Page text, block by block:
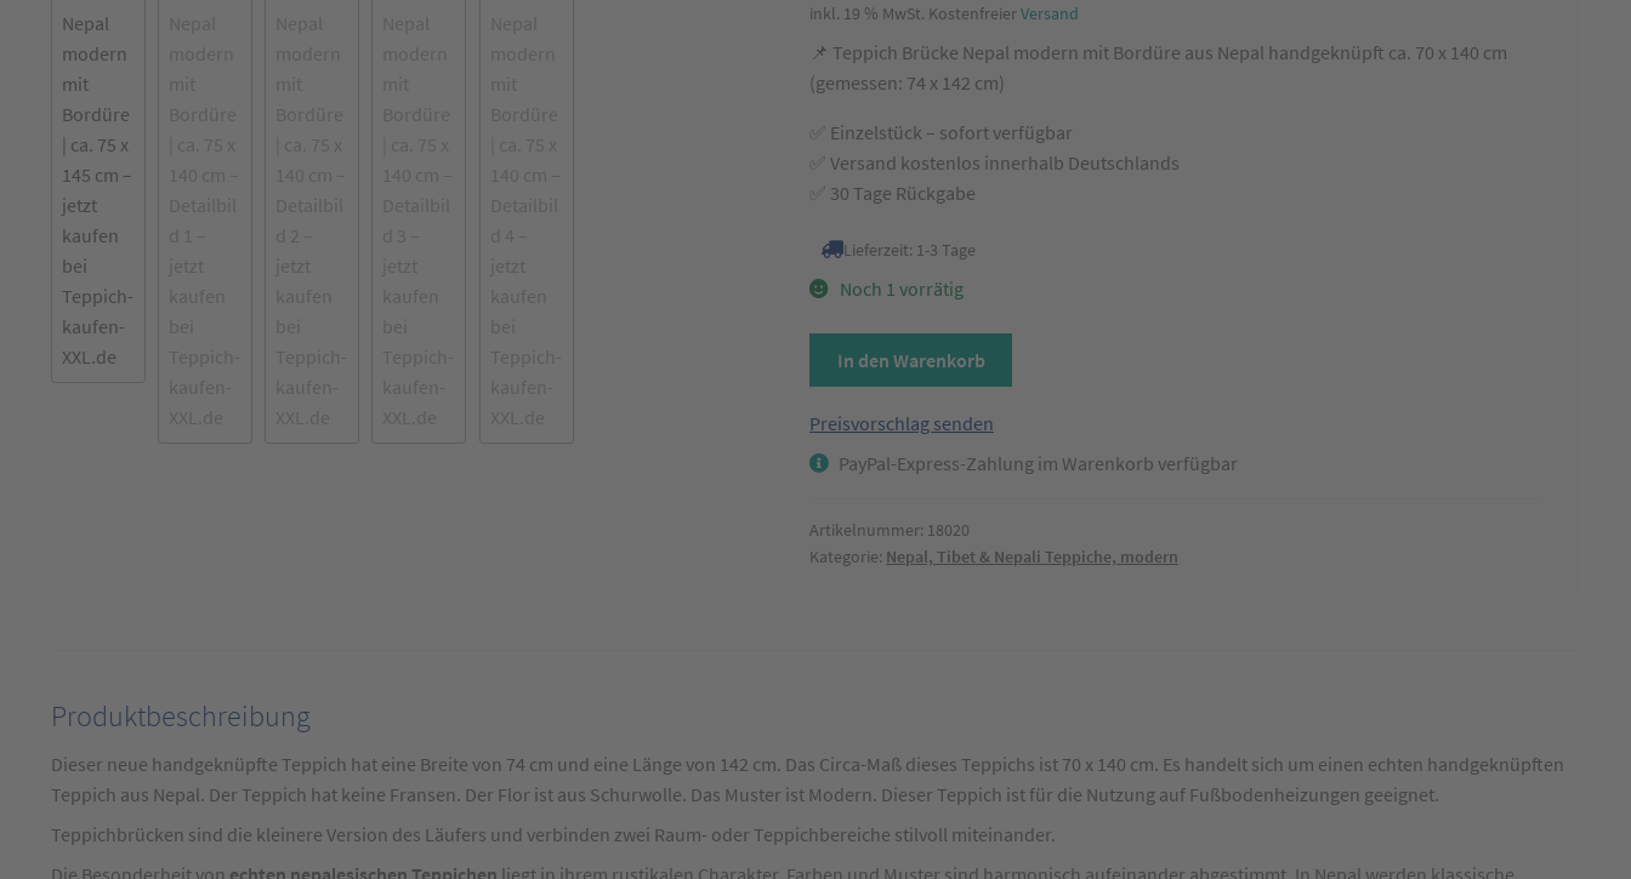
inkl. 19 % MwSt. KostenfreierVersand
📌 Teppich Brücke Nepal modern mit Bordüre aus Nepal handgeknüpft ca. 70 x 140 cm
(gemessen: 74 x 142 cm)
✅ Einzelstück – sofort verfügbar
✅ Versand kostenlos innerhalb Deutschlands
✅ 30 Tage Rückgabe
Lieferzeit: 1-3 Tage
Noch 1 vorrätig
modern
mit
Beige
ca.
In den Warenkorb
Preisvorschlag senden
PayPal-Express-Zahlung im Warenkorb verfügbar
Artikelnummer: 18020
Kategorie: Nepal, Tibet & Nepali Teppiche, modern
Produktbeschreibung
für
Teppich
Brücke
Nepal
Produktbeschreibung
Dieser neue handgeknüpfte Teppich hat eine Breite von 74 cm und eine Länge von 142 cm. Das Circa-Maß dieses Teppichs ist 70 x 140 cm. Es handelt sich um einen echten handgeknüpften
Teppich aus Nepal. Der Teppich hat keine Fransen. Der Flor ist aus Schurwolle. Das Muster ist Modern. Dieser Teppich ist für die Nutzung auf Fußbodenheizungen geeignet.
Teppichbrücken sind die kleinere Version des Läufers und verbinden zwei Raum- oder Teppichbereiche stilvoll miteinander.